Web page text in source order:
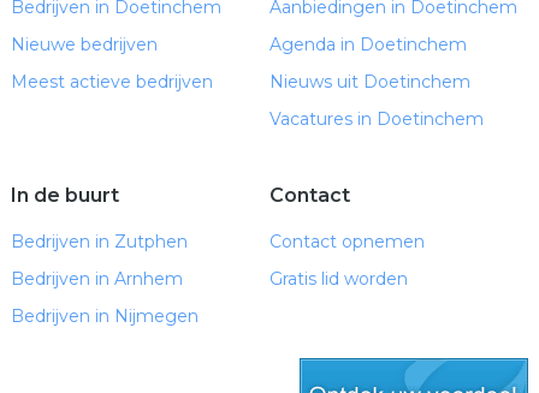
Bedrijven in Doetinchem
Nieuwe bedrijven
Meest actieve bedrijven
Aanbiedingen in Doetinchem
Agenda in Doetinchem
Nieuws uit Doetinchem
Vacatures in Doetinchem
In de buurt
Bedrijven in Zutphen
Bedrijven in Arnhem
Bedrijven in Nijmegen
Contact
Contact opnemen
Gratis lid worden